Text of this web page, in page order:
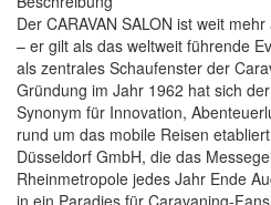
Der CARAVAN SALON ist weit
– er gilt als das weltweit führende
als zentrales Schaufenster der
Gründung im Jahr 1962 hat sich
Synonym für Innovation,
rund um das mobile Reisen
Düsseldorf GmbH, die das
Rheinmetropole jedes Jahr Ende
in ein Paradies für Caravaning-